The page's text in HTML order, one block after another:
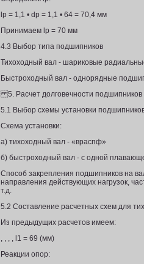
lр = 1,1 • dр = 1,1 • 64 = 70,4 мм
Принимаем lр = 70 мм
4.3 Выбор типа подшипников
Тихоходный вал - шариковые
Быстроходный вал - однорядные
5. Расчет долговечности подшипников
5.1 Выбор схемы установки
Схема установки:
а) тихоходный вал - «враспф»
б) быстроходный вал - с одной
Способ закрепления подшипников на
направления действующих нагрузок,
т.д.
5.2 Составление расчетных схем для
Из предыдущих расчетов имеем:
, , , , l1 = 69 (мм)
Реакции опор: